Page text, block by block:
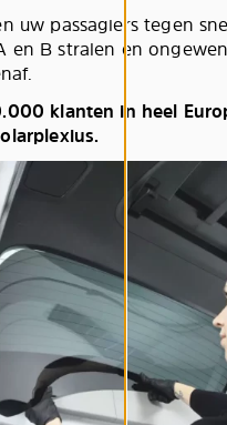
uw passagiers tegen
en B stralen en
klanten in heel